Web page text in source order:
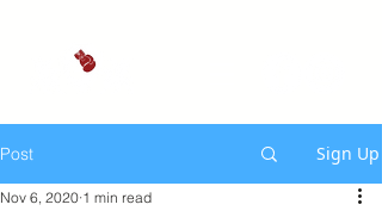
Post Sign Up
Nov 6, 2020 1 min read